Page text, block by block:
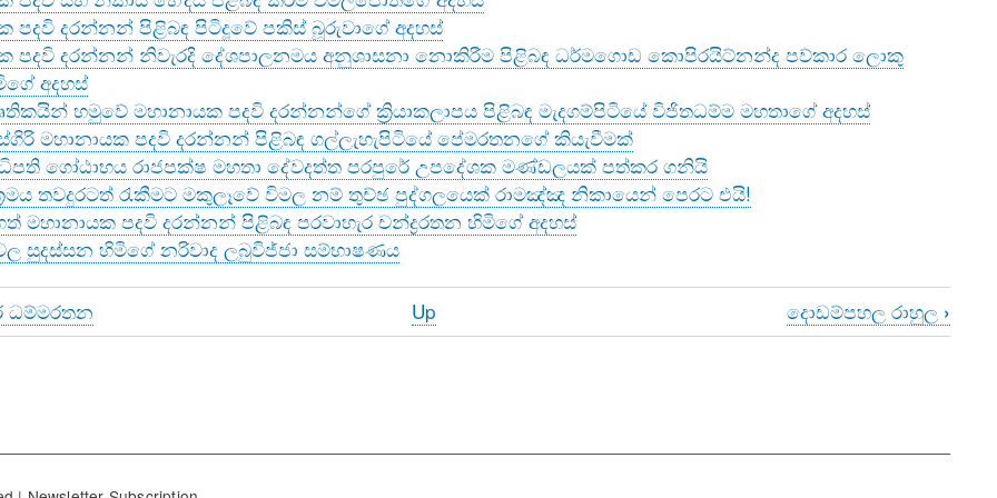
පදවි දරන්නන් පිළිබඳ පිටිදූවේ පකිස් බූරුවාගේ අදහස්
පදවි දරන්නන් නිවැරදි දේශපාලනමය අනුශාසනා නොකිරීම පිළිබඳ ධර්මගොඩ කොපිරයිට්නන්ද පව්කාර ලොකු
අදහස්
හමුවේ මහානායක පදවි දරන්නන්ගේ ක්‍රියාකලාපය පිළිබඳ මැදගම්පිටියේ විජිතධම්ම මහතාගේ අදහස්
මහානායක පදවි දරන්නන් පිළිබඳ ගල්ලැහැපිටියේ පේමරතනගේ කියැවීමක්
ගෝඨාභය රාජපක්ෂ මහතා දේවදත්ත පරපුරේ උපදේශක මණ්ඩලයක් පත්කර ගනියි
තවදුරටත් රැකීමට මකුලෑවේ විමල නම් තුච්ඡ පුද්ගලයෙක් රාමඤ්ඤ නිකායෙන් පෙරට එයි!
මහානායක පදවි දරන්නන් පිළිබඳ පරවාහැර චන්ද්‍රරතන හිමිගේ අදහස්
සුදස්සන හිමිගේ නරිවාද ලබුවිජ්ජා සම්භාෂණය
ධම්මරතන Up දොඩම්පහල රාහුල ›